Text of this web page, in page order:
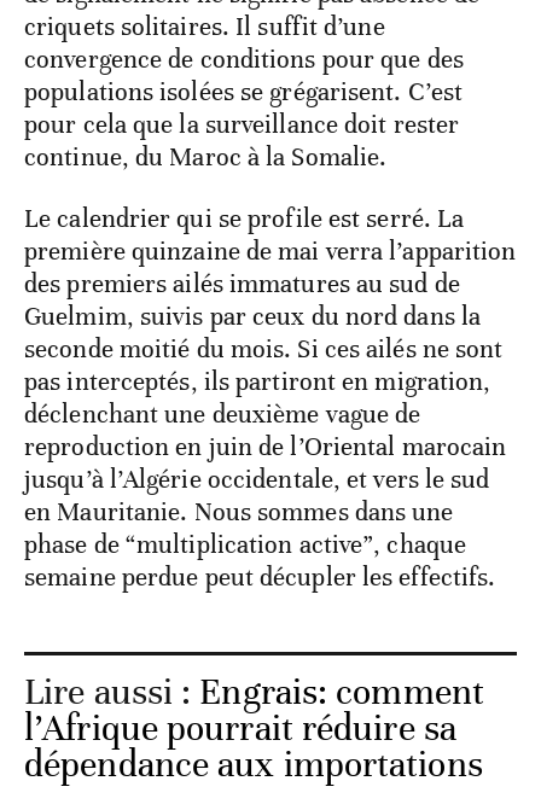
Le grand contraste intra-africain illustre à
quel point la dynamique du criquet pèlerin
est dépendante de configurations
météorologiques localisées. Mais l’absence
de signalement ne signifie pas absence de
criquets solitaires. Il suffit d’une
convergence de conditions pour que des
populations isolées se grégarisent. C’est
pour cela que la surveillance doit rester
continue, du Maroc à la Somalie.
Le calendrier qui se profile est serré. La
première quinzaine de mai verra l’apparition
des premiers ailés immatures au sud de
Guelmim, suivis par ceux du nord dans la
seconde moitié du mois. Si ces ailés ne sont
pas interceptés, ils partiront en migration,
déclenchant une deuxième vague de
jusqu’à l’Algérie occidentale, et vers le sud
en Mauritanie. Nous sommes dans une
phase de “multiplication active”, chaque
semaine perdue peut décupler les effectifs.